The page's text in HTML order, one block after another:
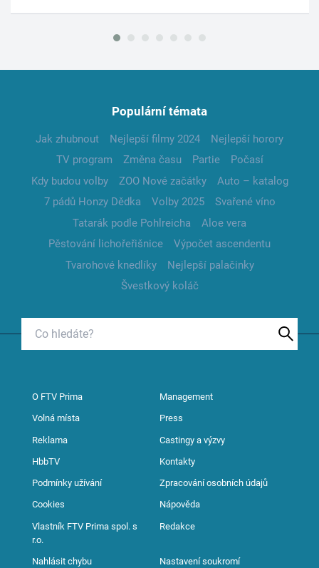
Populární témata
Jak zhubnout Nejlepší filmy 2024
Nejlepší horory
TV program
Změna času Partie
Počasí
Kdy budou volby
ZOO Nové začátky
Auto – katalog
7 pádů Honzy Dědka
Volby 2025
Svařené víno
Tatarák podle Pohlreicha
Aloe vera
Pěstování lichořeřišnice
Výpočet ascendentu
Tvarohové knedlíky
Nejlepší palačinky
Švestkový koláč
O FTV Prima Management
Volná místa Press
Reklama Castingy a výzvy
HbbTV Kontakty
Podmínky užívání Zpracování osobních údajů
Cookies Nápověda
Vlastník FTV Prima spol. s
r.o.
Redakce
Nahlásit chybu Nastavení soukromí